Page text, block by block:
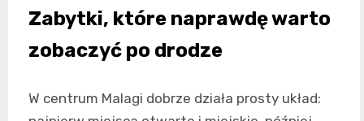
Zabytki, które naprawdę warto
zobaczyć po drodze
W centrum Malagi dobrze działa prosty układ: